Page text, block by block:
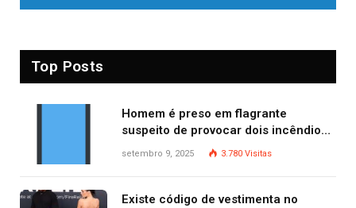
Top Posts
Homem é preso em flagrante
suspeito de provocar dois incêndios
criminosos no mesmo dia
setembro 9, 2025 3.780 Visitas
Existe código de vestimenta no